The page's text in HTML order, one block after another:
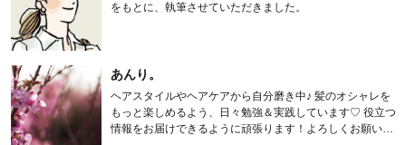
をもとに、執筆させていただきました。
あんり。
ヘアスタイルやヘアケアから自分磨き中♪ 髪のオシャレを
もっと楽しめるよう、日々勉強＆実践しています♡ 役立つ
情報をお届けできるように頑張ります！よろしくお願いし